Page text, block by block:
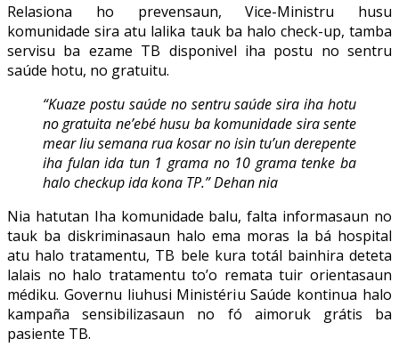
Relasiona ho prevensaun, Vice-Ministru husu
komunidade sira atu lalika tauk ba halo check-up, tamba
servisu ba ezame TB disponivel iha postu no sentru
saúde hotu, no gratuitu.
“Kuaze postu saúde no sentru saúde sira iha hotu
no gratuita ne’ebé husu ba komunidade sira sente
mear liu semana rua kosar no isin tu’un derepente
iha fulan ida tun 1 grama no 10 grama tenke ba
halo checkup ida kona TP.” Dehan nia
Nia hatutan Iha komunidade balu, falta informasaun no
tauk ba diskriminasaun halo ema moras la bá hospital
atu halo tratamentu, TB bele kura totál bainhira deteta
lalais no halo tratamentu to’o remata tuir orientasaun
médiku. Governu liuhusi Ministériu Saúde kontinua halo
kampaña sensibilizasaun no fó aimoruk grátis ba
pasiente TB.